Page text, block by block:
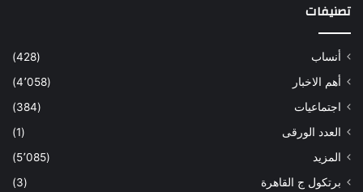
تصنيفات
أنساب
(428)
أهم الاخبار
(4٬058)
اجتماعيات
(384)
العدد الورقى
(1)
المزيد
(5٬085)
برتكول ج القاهرة
(3)